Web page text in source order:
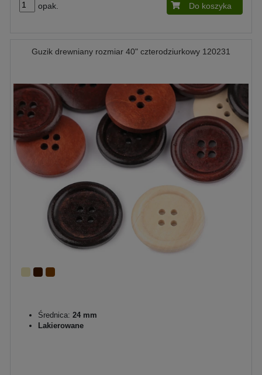
opak. Do koszyka
Guzik drewniany rozmiar 40" czterodziurkowy 120231
Średnica: 24 mm
Lakierowane